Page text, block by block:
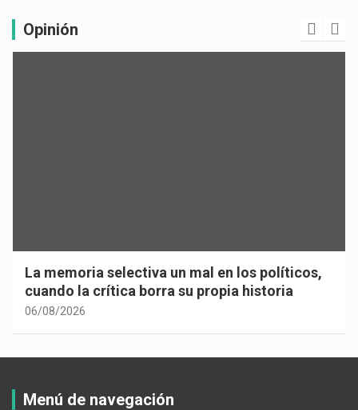
Opinión
La memoria selectiva un mal en los políticos,
cuando la crítica borra su propia historia
06/08/2026
Menú de navegación